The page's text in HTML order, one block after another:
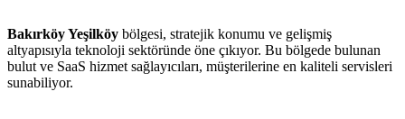
Bakırköy Yeşilköy bölgesi, stratejik konumu ve gelişmiş
altyapısıyla teknoloji sektöründe öne çıkıyor. Bu bölgede bulunan
bulut ve SaaS hizmet sağlayıcıları, müşterilerine en kaliteli servisleri
sunabiliyor.